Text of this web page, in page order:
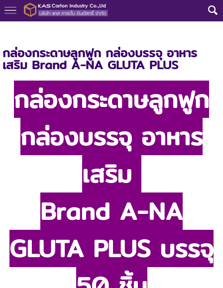
กล่องกระดาษลูกฟูก กล่องบรรจุ อาหาร
เสริม Brand A-NA GLUTA PLUS
กล่องกระดาษลูกฟูก
กล่องบรรจุ อาหาร
เสริม
Brand A-NA
GLUTA PLUS บรรจุ